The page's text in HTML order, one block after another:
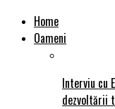
Home
Oameni
Interviu cu
dezvoltării